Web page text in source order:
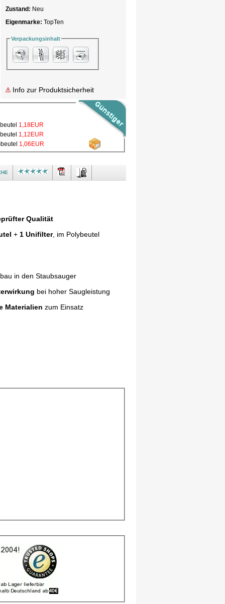
Zustand: Neu
Eigenmarke: TopTen
Verpackungsinhalt
Info zur Produktsicherheit
1,18EUR
1,12EUR
1,06EUR
Qualität
+ 1 Unifilter, im Polybeutel
in den Staubsauger
bei hoher Saugleistung
Materialien zum Einsatz